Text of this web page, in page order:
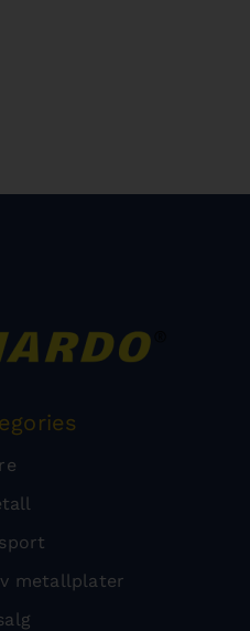
metallplater